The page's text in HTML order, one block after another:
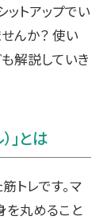
ットアップでい
んか？ 使い
解説していき
」とは
トレです。マ
を丸めること